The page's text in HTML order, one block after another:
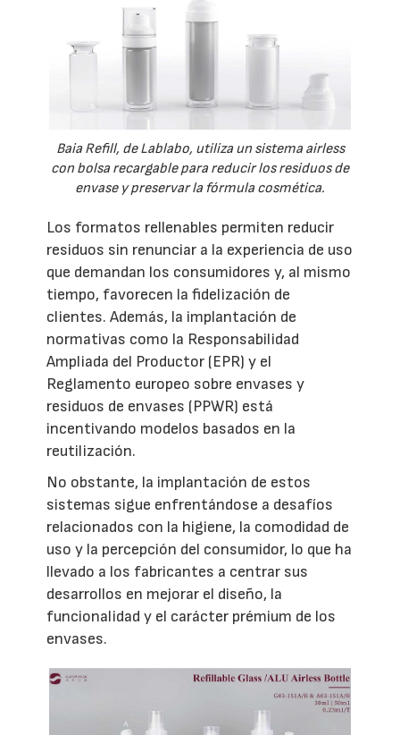
Baia Refill, de Lablabo, utiliza un sistema airless
con bolsa recargable para reducir los residuos de
envase y preservar la fórmula cosmética.
Los formatos rellenables permiten reducir
residuos sin renunciar a la experiencia de uso
que demandan los consumidores y, al mismo
tiempo, favorecen la fidelización de
clientes. Además, la implantación de
normativas como la Responsabilidad
Ampliada del Productor (EPR) y el
Reglamento europeo sobre envases y
residuos de envases (PPWR) está
incentivando modelos basados en la
reutilización.
No obstante, la implantación de estos
sistemas sigue enfrentándose a desafíos
relacionados con la higiene, la comodidad de
uso y la percepción del consumidor, lo que ha
llevado a los fabricantes a centrar sus
desarrollos en mejorar el diseño, la
funcionalidad y el carácter prémium de los
envases.